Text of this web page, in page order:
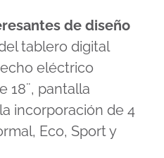
de diseño
tablero digital
eléctrico
18¨, pantalla
incorporación de 4
Eco, Sport y